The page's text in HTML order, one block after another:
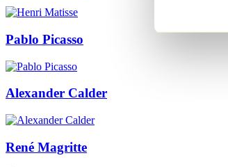
Pablo Picasso
Alexander Calder
René Magritte